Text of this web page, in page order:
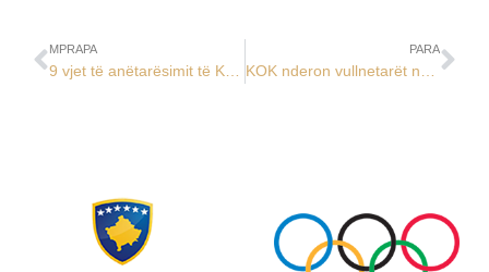
MPRAPA PARA